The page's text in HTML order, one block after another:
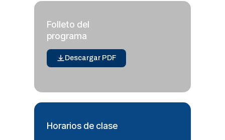
Folleto del
programa
Descargar PDF
Horarios de clase